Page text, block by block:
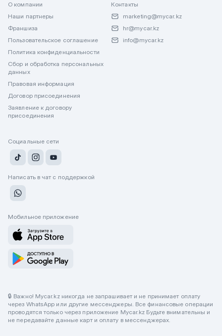
О компании
Наши партнеры
Франшиза
Пользовательское соглашение
Политика конфиденциальности
Сбор и обработка персональных
данных
Правовая информация
Договор присоединения
Заявление к договору
присоединения
Контакты
marketing@mycar.kz
hr@mycar.kz
info@mycar.kz
Социальные сети
Написать в чат с поддержкой
Мобильное приложение
🔒 Важно! Mycar.kz никогда не запрашивает и не принимает оплату
через WhatsApp или другие мессенджеры. Все финансовые операции
проводятся только через приложение Mycar.kz Будьте внимательны и
не передавайте данные карт и оплату в мессенджерах.